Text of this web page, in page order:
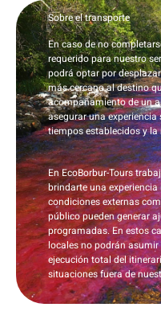
Sobre el transporte
En caso de no
requerido para nuestro
podrá optar por
más cercano al destino
acompañamiento de un
asegurar una
tiempos establecidos y
En EcoBorbur-Tours
brindarte una
condiciones externas
público pueden generar
programadas. En estos
locales no podrán
ejecución total del
situaciones fuera de